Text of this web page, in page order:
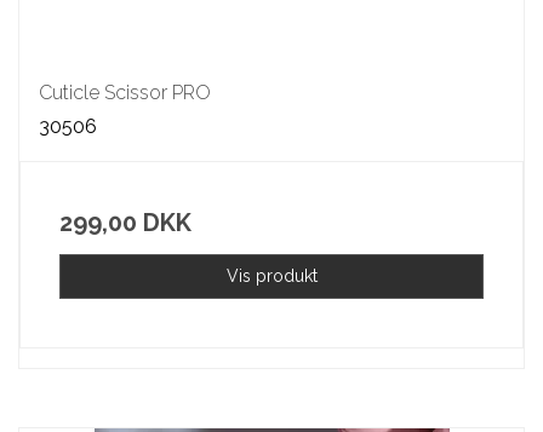
Cuticle Scissor PRO
30506
299,00 DKK
Vis produkt